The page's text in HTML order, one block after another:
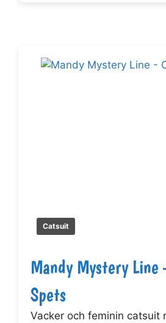
Catsuit
Mandy Mystery
Spets
Vacker och feminin catsuit